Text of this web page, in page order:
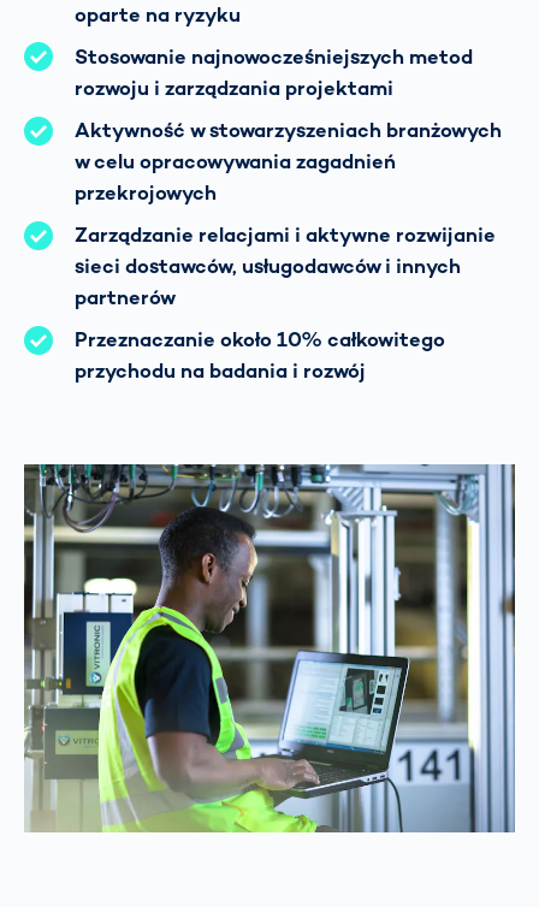
oparte na ryzyku
Stosowanie najnowocześniejszych metod
rozwoju i zarządzania projektami
Aktywność w stowarzyszeniach branżowych
w celu opracowywania zagadnień
przekrojowych
Zarządzanie relacjami i aktywne rozwijanie
sieci dostawców, usługodawców i innych
partnerów
Przeznaczanie około 10% całkowitego
przychodu na badania i rozwój